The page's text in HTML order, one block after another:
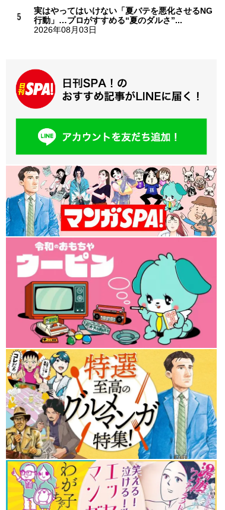
実はやってはいけない「夏バテを悪化させるNG
行動」…プロがすすめる“夏のダルさ”...
2026年08月03日